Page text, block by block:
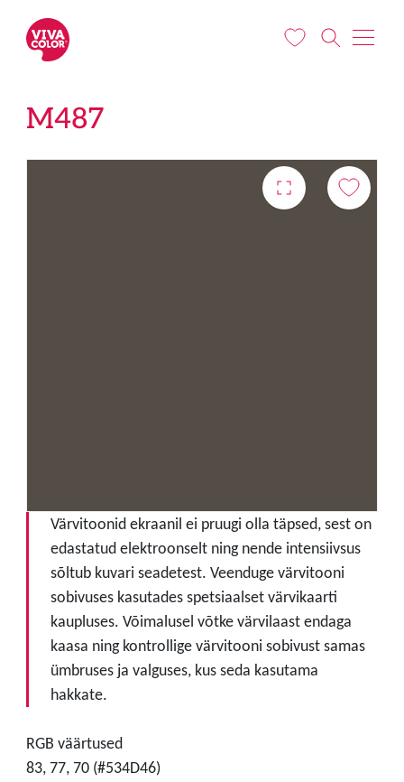
M487
Värvitoonid ekraanil ei pruugi olla täpsed, sest on
edastatud elektroonselt ning nende intensiivsus
sõltub kuvari seadetest. Veenduge värvitooni
sobivuses kasutades spetsiaalset värvikaarti
kaupluses. Võimalusel võtke värvilaast endaga
kaasa ning kontrollige värvitooni sobivust samas
ümbruses ja valguses, kus seda kasutama
hakkate.
RGB väärtused
83, 77, 70 (#534D46)